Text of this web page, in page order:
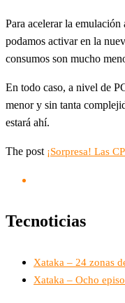
Para acelerar la
podamos activar en la
consumos son mucho
En todo caso, a nivel de
menor y sin tanta
estará ahí.
The post ¡Sorpresa! Las
Tecnoticias
Xataka – 24 zonas
Xataka – Ocho